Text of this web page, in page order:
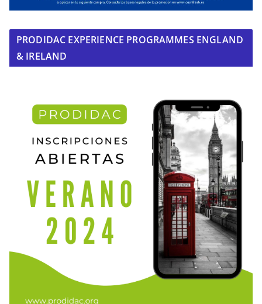
PRODIDAC EXPERIENCE PROGRAMMES ENGLAND
& IRELAND